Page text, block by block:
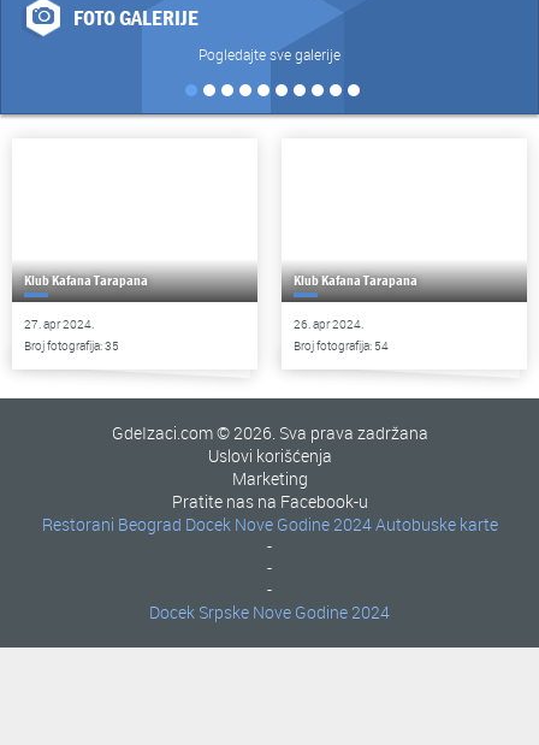
FOTO GALERIJE
Pogledajte sve galerije
Klub Kafana Tarapana
27. apr 2024.
Broj fotografija: 35
Klub Kafana Tarapana
26. apr 2024.
Broj fotografija: 54
GdeIzaci.com © 2026. Sva prava zadržana
Uslovi korišćenja
Marketing
Pratite nas na Facebook-u
Restorani Beograd
-
Docek Nove Godine 2024
-
Autobuske karte
-
Docek Srpske Nove Godine 2024